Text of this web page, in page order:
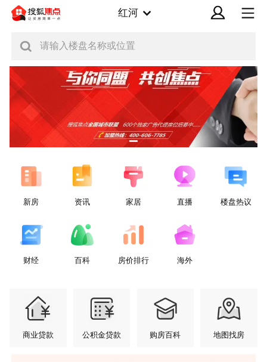
红河
请输入楼盘名称或位置
新房 资讯 家居 直播 楼盘热议
财经 百科 房价排行 海外
商业贷款 公积金贷款 购房百科 地图找房